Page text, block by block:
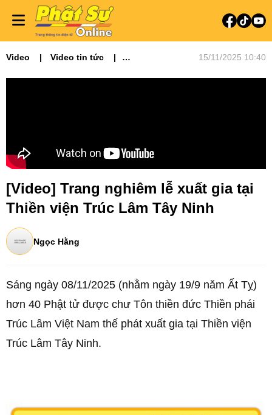
Video
Video tin tức
15/11/2025 10:40
[Video] Trang nghiêm lễ xuất gia tại
Thiền viện Trúc Lâm Tây Ninh
Ngọc Hằng
Sáng ngày 08/11/2025 (nhằm ngày 19/9 năm Ất Tỵ)
hơn 40 Phật tử được chư Tôn thiền đức Thiền phái
Trúc Lâm Việt Nam thế phát xuất gia tại Thiền viện
Trúc Lâm Tây Ninh.